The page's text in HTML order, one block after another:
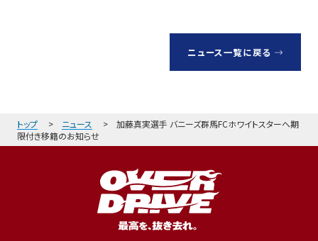
ニュース一覧に戻る
トップ ニュース
加藤真実選手 バニーズ群馬FCホワイトスターへ期
限付き移籍のお知らせ